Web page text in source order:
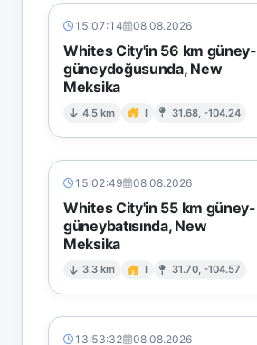
15:07:14 08.08.2026
Whites City'in 56 km güney-
güneydoğusunda, New
Meksika
4.5 km I 31.68, -104.24
15:02:49 08.08.2026
Whites City'in 55 km güney-
güneybatısında, New
Meksika
3.3 km I 31.70, -104.57
13:53:32 08.08.2026